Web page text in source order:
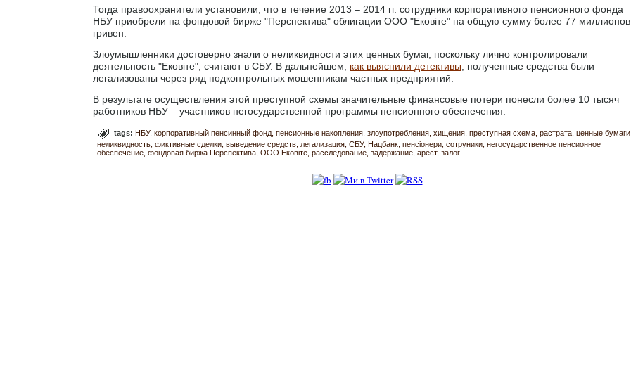
Тогда правоохранители установили, что в течение 2013 – 2014 гг. сотрудники корпоративного пенсионного фонда
НБУ приобрели на фондовой бирже "Перспектива" облигации ООО "Ековіте" на общую сумму более 77 миллионов
гривен.
Злоумышленники достоверно знали о неликвидности этих ценных бумаг, поскольку лично контролировали
деятельность "Ековіте", считают в СБУ. В дальнейшем, как выяснили детективы , полученные средства были
легализованы через ряд подконтрольных мошенникам частных предприятий.
В результате осуществления этой преступной схемы значительные финансовые потери понесли более 10 тысяч
работников НБУ – участников негосударственной программы пенсионного обеспечения.
tags: НБУ корпоративный пенсинный фонд пенсионные накопления злоупотребления хищения преступная схема растрата ценные бумаги
неликвидность фиктивные сделки выведение средств легализация СБУ Нацбанк пенсіонери сотруники негосударственное пенсионное
обеспечение фондовая биржа Перспектива ООО Ековіте расследование задержание арест залог